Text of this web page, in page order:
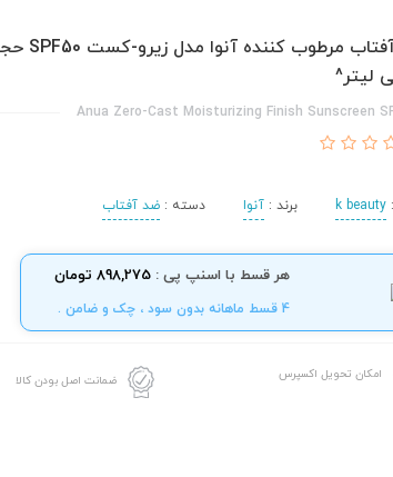
لیتر^
Anua Zero-Cast Moisturizing Finish Sunscreen
:
k beauty برند :آنوا دسته :ضد آفتاب
هر قسط با اسنپ پی : 898,275 تومان
4 قسط ماهانه بدون سود ، چک و ضامن .
امکان تحویل اکسپرس ضمانت اصل بودن کالا